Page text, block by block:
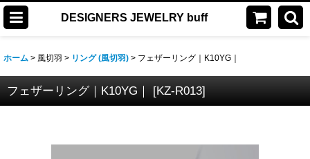
DESIGNERS JEWELRY buff
ホーム > 風切羽 > リング (風切羽) > フェザーリング｜K10YG｜
フェザーリング｜K10YG｜ [KZ-R013]